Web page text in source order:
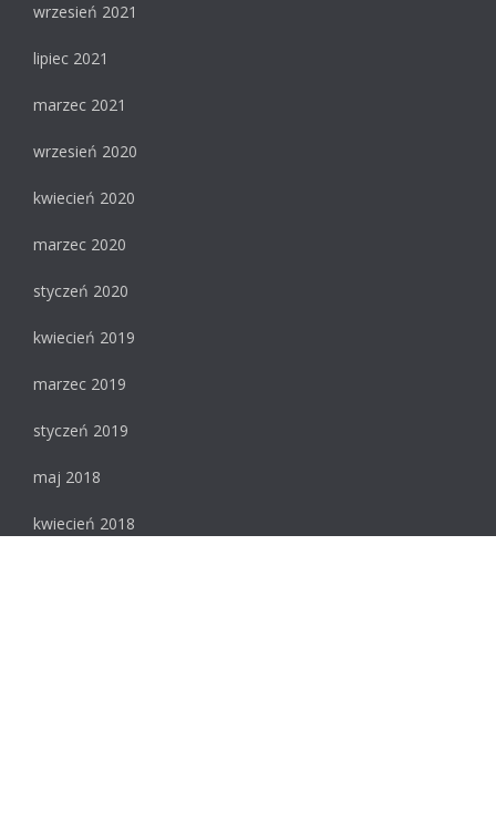
wrzesień 2021
lipiec 2021
marzec 2021
wrzesień 2020
kwiecień 2020
marzec 2020
styczeń 2020
kwiecień 2019
marzec 2019
styczeń 2019
maj 2018
kwiecień 2018